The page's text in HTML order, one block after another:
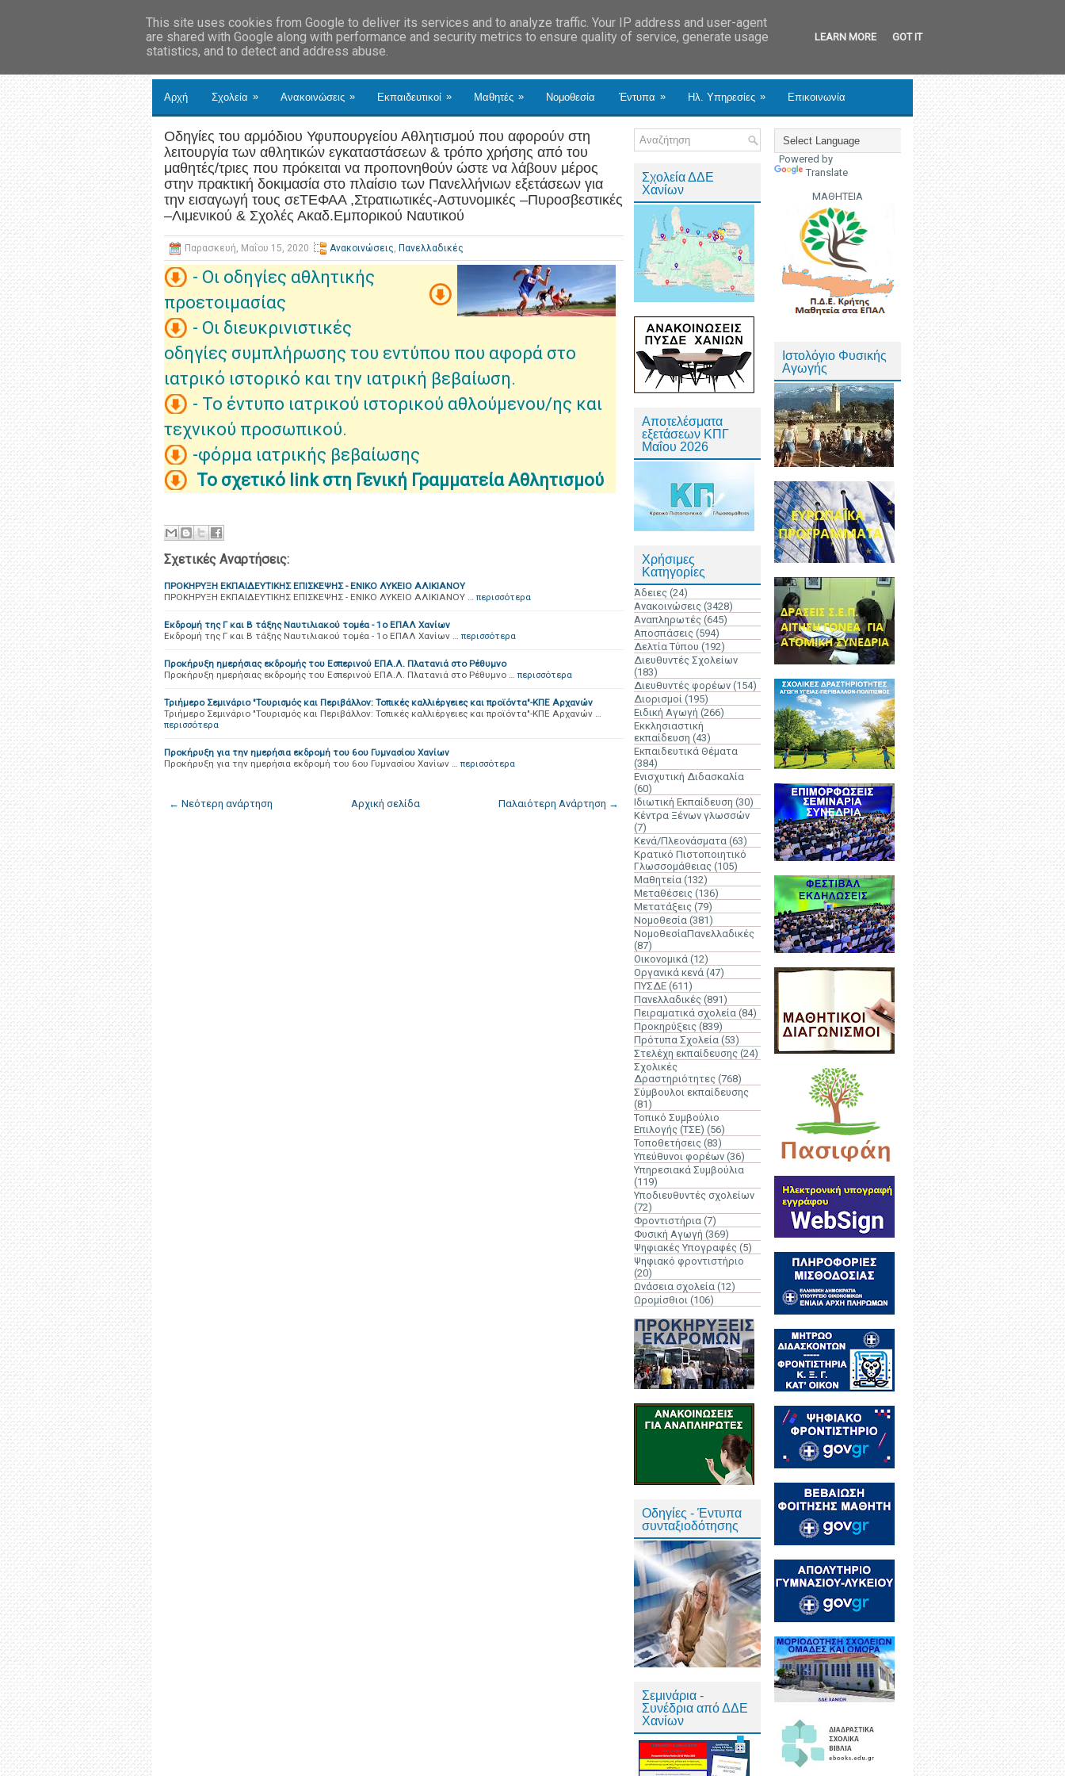
Αρχή Σχολεία » Ανακοινώσεις » Εκπαιδευτικοί » Μαθητές » Νομοθεσία Έντυπα » Ηλ. Υπηρεσίες » Επικοινωνία
Οδηγίες του αρμόδιου Υφυπουργείου Αθλητισμού που αφορούν στη
λειτουργία των αθλητικών εγκαταστάσεων & τρόπο χρήσης από του
μαθητές/τριες που πρόκειται να προπονηθούν ώστε να λάβουν μέρος
στην πρακτική δοκιμασία στο πλαίσιο των Πανελλήνιων εξετάσεων για
την εισαγωγή τους σεΤΕΦΑΑ ,Στρατιωτικές-Αστυνομικές –Πυροσβεστικές
–Λιμενικού & Σχολές Ακαδ.Εμπορικού Ναυτικού
Παρασκευή, Μαΐου 15, 2020 Ανακοινώσεις, Πανελλαδικές
- Οι οδηγίες αθλητικής
προετοιμασίας
- Οι διευκρινιστικές
οδηγίες συμπλήρωσης του εντύπου που αφορά στο
ιατρικό ιστορικό και την ιατρική βεβαίωση.
- Το έντυπο ιατρικού ιστορικού αθλούμενου/ης και
τεχνικού προσωπικού.
-φόρμα ιατρικής βεβαίωσης
Το σχετικό link στη Γενική Γραμματεία Αθλητισμού
Σχετικές Αναρτήσεις:
ΠΡΟΚΗΡΥΞΗ ΕΚΠΑΙΔΕΥΤΙΚΗΣ ΕΠΙΣΚΕΨΗΣ - ΕΝΙΚΟ ΛΥΚΕΙΟ ΑΛΙΚΙΑΝΟΥ
ΠΡΟΚΗΡΥΞΗ ΕΚΠΑΙΔΕΥΤΙΚΗΣ ΕΠΙΣΚΕΨΗΣ - ΕΝΙΚΟ ΛΥΚΕΙΟ ΑΛΙΚΙΑΝΟΥ … περισσότερα
Eκδρομή της Γ και Β τάξης Ναυτιλιακού τομέα - 1ο ΕΠΑΛ Χανίων
Eκδρομή της Γ και Β τάξης Ναυτιλιακού τομέα - 1ο ΕΠΑΛ Χανίων … περισσότερα
Προκήρυξη ημερήσιας εκδρομής του Εσπερινού ΕΠΑ.Λ. Πλατανιά στο Ρέθυμνο
Προκήρυξη ημερήσιας εκδρομής του Εσπερινού ΕΠΑ.Λ. Πλατανιά στο Ρέθυμνο … περισσότερα
Τριήμερο Σεμινάριο "Τουρισμός και Περιβάλλον: Τοπικές καλλιέργειες και προϊόντα"-ΚΠΕ Αρχανών
Τριήμερο Σεμινάριο "Τουρισμός και Περιβάλλον: Τοπικές καλλιέργειες και προϊόντα"-ΚΠΕ Αρχανών …
περισσότερα
Προκήρυξη για την ημερήσια εκδρομή του 6ου Γυμνασίου Χανίων
Προκήρυξη για την ημερήσια εκδρομή του 6ου Γυμνασίου Χανίων … περισσότερα
← Νεότερη ανάρτηση Παλαιότερη Ανάρτηση →
Αρχική σελίδα
Σχολεία ΔΔΕ
Χανίων
Αποτελέσματα
εξετάσεων ΚΠΓ
Μαΐου 2026
Χρήσιμες
Κατηγορίες
Άδειες (24)
Ανακοινώσεις (3428)
Αναπληρωτές (645)
Αποσπάσεις (594)
Δελτία Τύπου (192)
Διευθυντές Σχολείων
(183)
Διευθυντές φορέων (154)
Διορισμοί (195)
Ειδική Αγωγή (266)
Εκκλησιαστική
εκπαίδευση (43)
Εκπαιδευτικά Θέματα
(384)
Ενισχυτική Διδασκαλία
(60)
Ιδιωτική Εκπαίδευση (30)
Κέντρα Ξένων γλωσσών
(7)
Κενά/Πλεονάσματα (63)
Κρατικό Πιστοποιητικό
Γλωσσομάθειας (105)
Μαθητεία (132)
Μεταθέσεις (136)
Μετατάξεις (79)
Νομοθεσία (381)
ΝομοθεσίαΠανελλαδικές
(87)
Οικονομικά (12)
Οργανικά κενά (47)
ΠΥΣΔΕ (611)
Πανελλαδικές (891)
Πειραματικά σχολεία (84)
Προκηρύξεις (839)
Πρότυπα Σχολεία (53)
Στελέχη εκπαίδευσης (24)
Σχολικές
Δραστηριότητες (768)
Σύμβουλοι εκπαίδευσης
(81)
Τοπικό Συμβούλιο
Επιλογής (ΤΣΕ) (56)
Τοποθετήσεις (83)
Υπεύθυνοι φορέων (36)
Υπηρεσιακά Συμβούλια
(119)
Υποδιευθυντές σχολείων
(72)
Φροντιστήρια (7)
Φυσική Αγωγή (369)
Ψηφιακές Υπογραφές (5)
Ψηφιακό φροντιστήριο
(20)
Ωνάσεια σχολεία (12)
Ωρομίσθιοι (106)
Οδηγίες - Έντυπα
συνταξιοδότησης
Σεμινάρια -
Συνέδρια από ΔΔΕ
Χανίων
Powered by
Translate
ΜΑΘΗΤΕΙΑ
Ιστολόγιο Φυσικής
Αγωγής
This site uses cookies from Google to deliver its services and to analyze traffic. Your IP address and user-agent
are shared with Google along with performance and security metrics to ensure quality of service, generate usage
statistics, and to detect and address abuse.
LEARN MORE GOT IT